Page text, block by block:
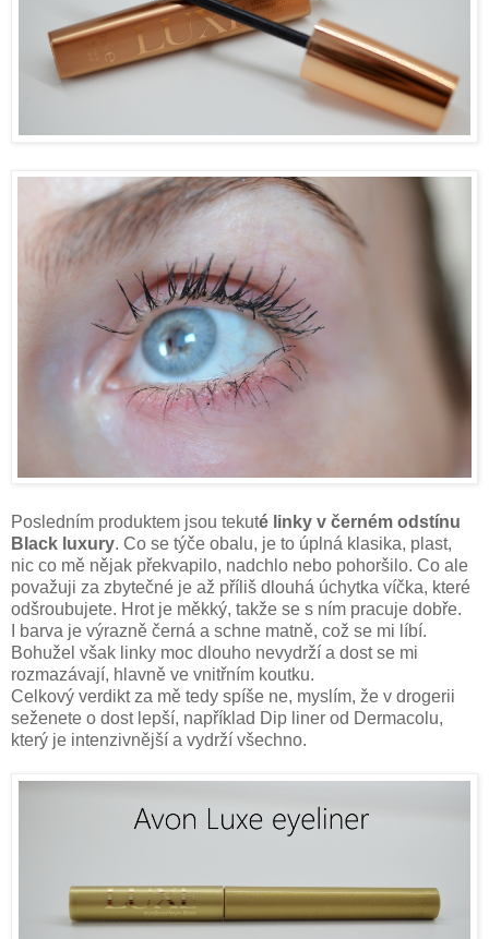
Posledním produktem jsou tekuté linky v černém odstínu
Black luxury. Co se týče obalu, je to úplná klasika, plast,
nic co mě nějak překvapilo, nadchlo nebo pohoršilo. Co ale
považuji za zbytečné je až příliš dlouhá úchytka víčka, které
odšroubujete. Hrot je měkký, takže se s ním pracuje dobře.
I barva je výrazně černá a schne matně, což se mi líbí.
Bohužel však linky moc dlouho nevydrží a dost se mi
rozmazávají, hlavně ve vnitřním koutku.
Celkový verdikt za mě tedy spíše ne, myslím, že v drogerii
seženete o dost lepší, například Dip liner od Dermacolu,
který je intenzivnější a vydrží všechno.